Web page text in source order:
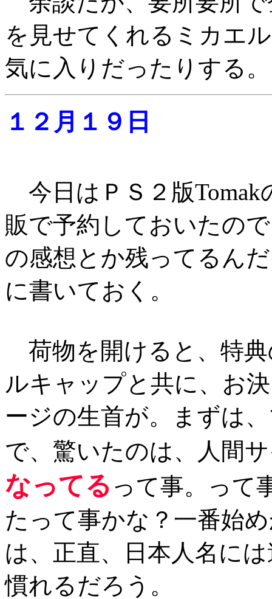
を見せてくれるミカエ
気に入りだったりする。
１２月１９日
今日はＰＳ２版Tomak
販で予約しておいたの
の感想とか残ってるん
に書いておく。
荷物を開けると、特
ルキャップと共に、お
ージの生首が。まずは
で、驚いたのは、人間
なってる って事。って
たって事かな？一番始
は、正直、日本人名に
慣れるだろう。